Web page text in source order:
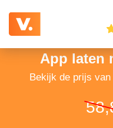
App laten
Bekijk de prijs